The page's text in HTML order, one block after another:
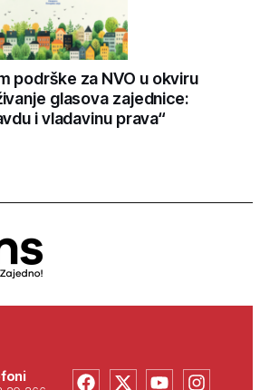
podrške za NVO u okviru
glasova zajednice:
i vladavinu prava“